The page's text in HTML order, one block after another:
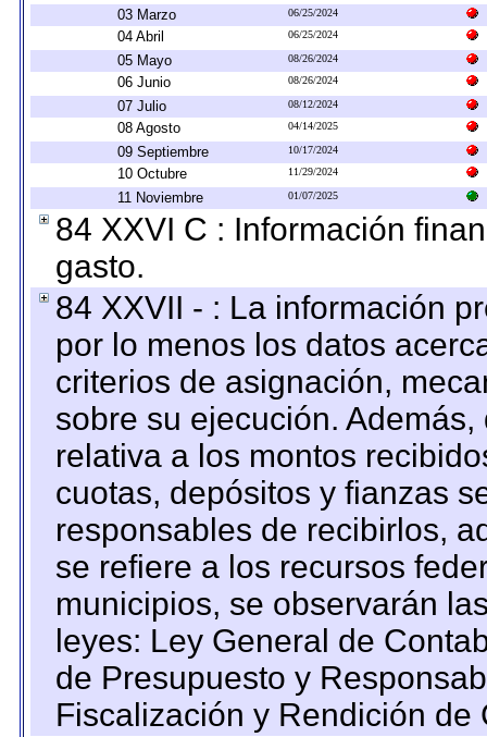
03 Marzo 06/25/2024
04 Abril 06/25/2024
05 Mayo 08/26/2024
06 Junio 08/26/2024
07 Julio 08/12/2024
08 Agosto 04/14/2025
09 Septiembre 10/17/2024
10 Octubre 11/29/2024
11 Noviembre 01/07/2025
84 XXVI C : Información
gasto.
84 XXVII - : La información
por lo menos los datos
criterios de asignación,
sobre su ejecución.
relativa a los montos
cuotas, depósitos y fianzas
responsables de recibirlos,
se refiere a los recursos
municipios, se observarán
leyes: Ley General de
de Presupuesto y
Fiscalización y Rendición